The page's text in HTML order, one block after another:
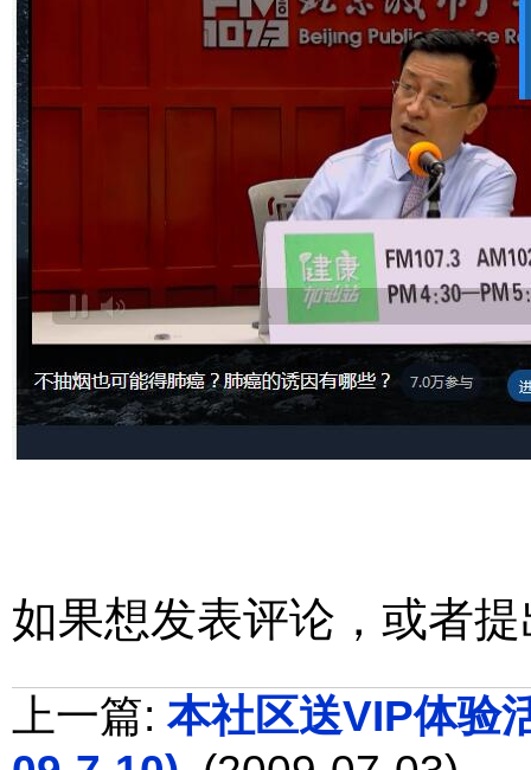
如果想发表评论，或者
上一篇: 本社区送VIP体验